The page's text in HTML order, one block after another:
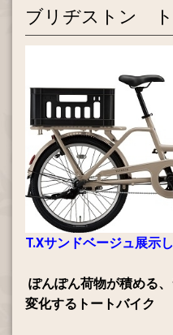
ブリヂストン ト
T.Xサンドベージュ展示
ぽんぽん荷物が積める
変化するトートバイク